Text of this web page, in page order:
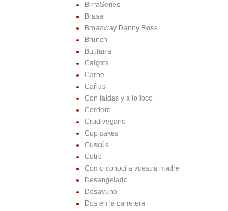
BirraSeries
Brasa
Broadway Danny Rose
Brunch
Butifarra
Calçots
Carne
Cañas
Con faldas y a lo loco
Cordero
Crudivegano
Cup cakes
Cuscús
Cutre
Cómo conocí a vuestra madre
Desangelado
Desayuno
Dos en la carretera